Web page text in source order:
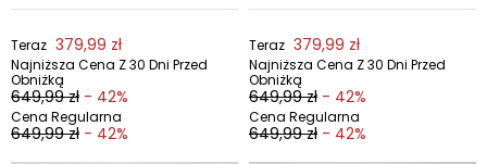
Teraz 379,99 zł
Najniższa Cena Z 30 Dni Przed
Obniżką
649,99 zł - 42%
Cena Regularna
649,99 zł - 42%
Teraz 379,99 zł
Najniższa Cena Z 30 Dni Przed
Obniżką
649,99 zł - 42%
Cena Regularna
649,99 zł - 42%